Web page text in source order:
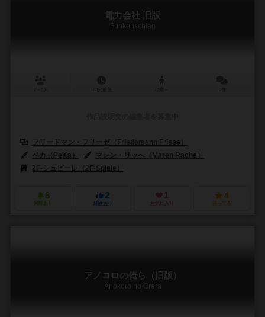
電力会社 旧版
Funkenschlag
フリードマン・フリーゼ（Friedemann Friese）
ペカ（PeKa）
マレン・リッへ（Maren Rache）
2F-シュピーレ（2F-Spiele）
6
興味あり
2
経験あり
1
お気に入り
4
持ってる
アノコロの俺ら（旧版）
Anokoro no Orera